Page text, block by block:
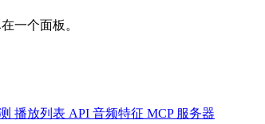
一个面板。
播放列表 API 音频特征 MCP 服务器